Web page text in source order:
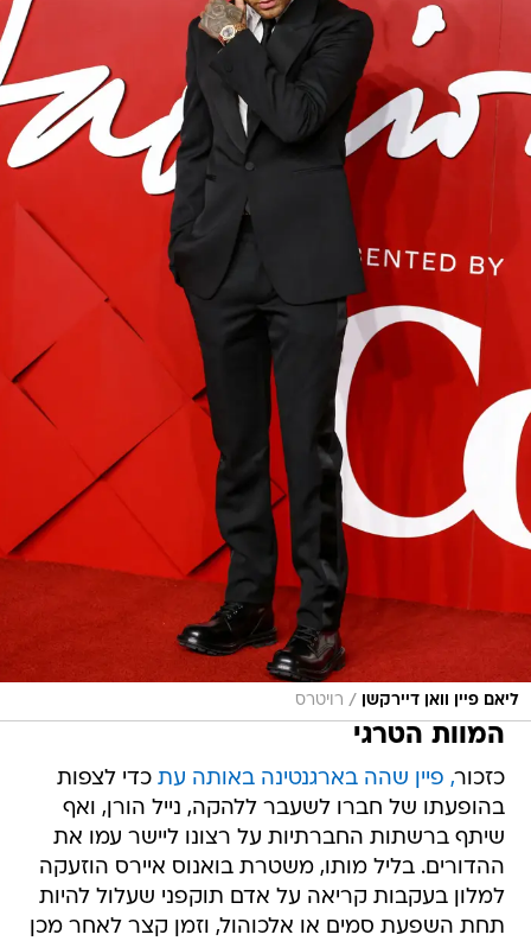
ליאם פיין וואן דיירקשן / רויטרס
המוות הטרגי
כזכור, פיין שהה בארגנטינה באותה עת כדי לצפות
בהופעתו של חברו לשעבר ללהקה, נייל הורן, ואף
שיתף ברשתות החברתיות על רצונו ליישר עמו את
ההדורים. בליל מותו, משטרת בואנוס איירס הוזעקה
למלון בעקבות קריאה על אדם תוקפני שעלול להיות
תחת השפעת סמים או אלכוהול, וזמן קצר לאחר מכן